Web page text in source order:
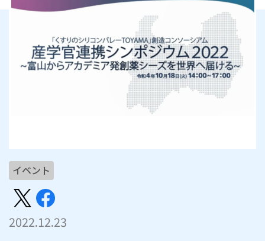
イベント
2022.12.23